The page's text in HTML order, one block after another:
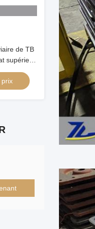
de TB
supérieur
de C
prix